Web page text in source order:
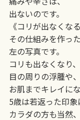
出ないのです。
《コリが出なくな
その仕組みを作っ
左の写真です。
コリも出なくなり、
目の周りの浮腫や
お肌までキレイに
5歳は若返った印象
カラダの方も当然、